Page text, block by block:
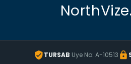
TURSAB Uye No: A-10513